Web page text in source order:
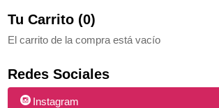
Tu Carrito (0)
El carrito de la compra está vacío
Redes Sociales
Instagram